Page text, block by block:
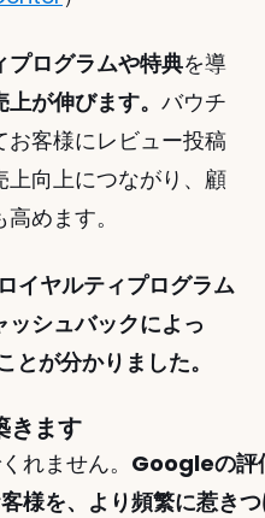
プログラムや特典を導
が伸びます。 バウチ
お客様にレビュー投稿
上向上につながり、顧
めます。
ヤルティプログラム
シュバックによっ
とが分かりました。
きます
れません。 Googleの評
様を、より頻繁に惹き